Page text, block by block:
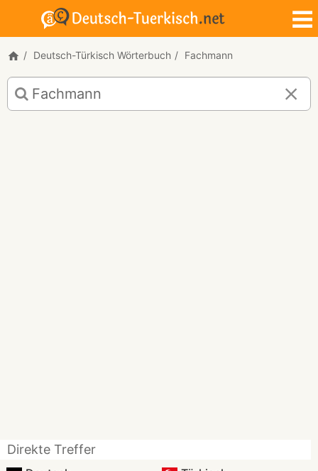
Deutsch-Türkisch Wörterbuch Fachmann
Deutsch-
Türkisch
Übersetzung
Direkte Treffer